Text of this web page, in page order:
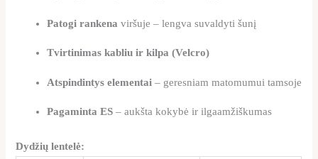
Patogi rankena viršuje – lengva suvaldyti šunį
Tvirtinimas kabliu ir kilpa (Velcro)
Atspindintys elementai – geresniam matomumui tamsoje
Pagaminta ES – aukšta kokybė ir ilgaamžiškumas
Dydžių lentelė: